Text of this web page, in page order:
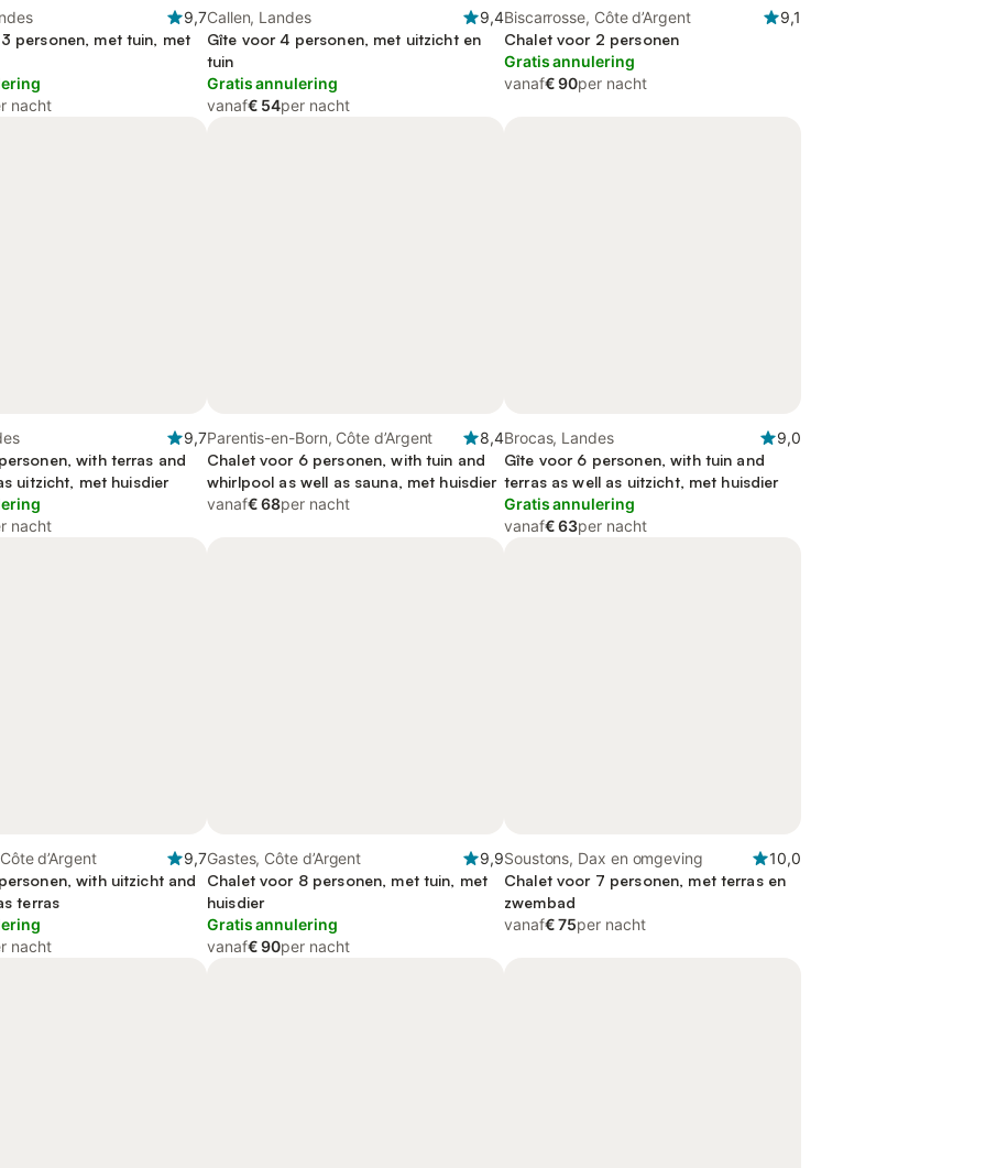
9,7
personen, met tuin, met
nacht
Callen, Landes
9,4
Gîte voor 4 personen, met uitzicht en
tuin
Gratis annulering
vanaf€ 54per nacht
Biscarrosse, Côte d’Argent
9,1
Chalet voor 2 personen
Gratis annulering
vanaf€ 90per nacht
9,7
with terras and
uitzicht, met huisdier
nacht
Parentis-en-Born, Côte d’Argent
8,4
Chalet voor 6 personen, with tuin and
whirlpool as well as sauna, met huisdier
vanaf€ 68per nacht
Brocas, Landes
9,0
Gîte voor 6 personen, with tuin and
terras as well as uitzicht, met huisdier
Gratis annulering
vanaf€ 63per nacht
d’Argent
9,7
with uitzicht and
terras
nacht
Gastes, Côte d’Argent
9,9
Chalet voor 8 personen, met tuin, met
huisdier
Gratis annulering
vanaf€ 90per nacht
Soustons, Dax en omgeving
10,0
Chalet voor 7 personen, met terras en
zwembad
vanaf€ 75per nacht